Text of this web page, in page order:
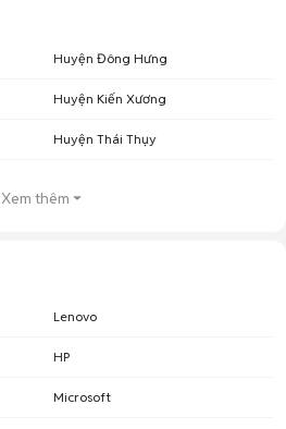
Huyện Đông Hưng
Huyện Kiến Xương
Huyện Thái Thụy
Xem thêm
Lenovo
HP
Microsoft